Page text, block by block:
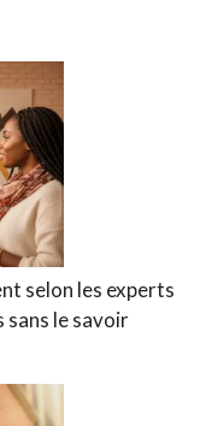
selon les experts
sans le savoir